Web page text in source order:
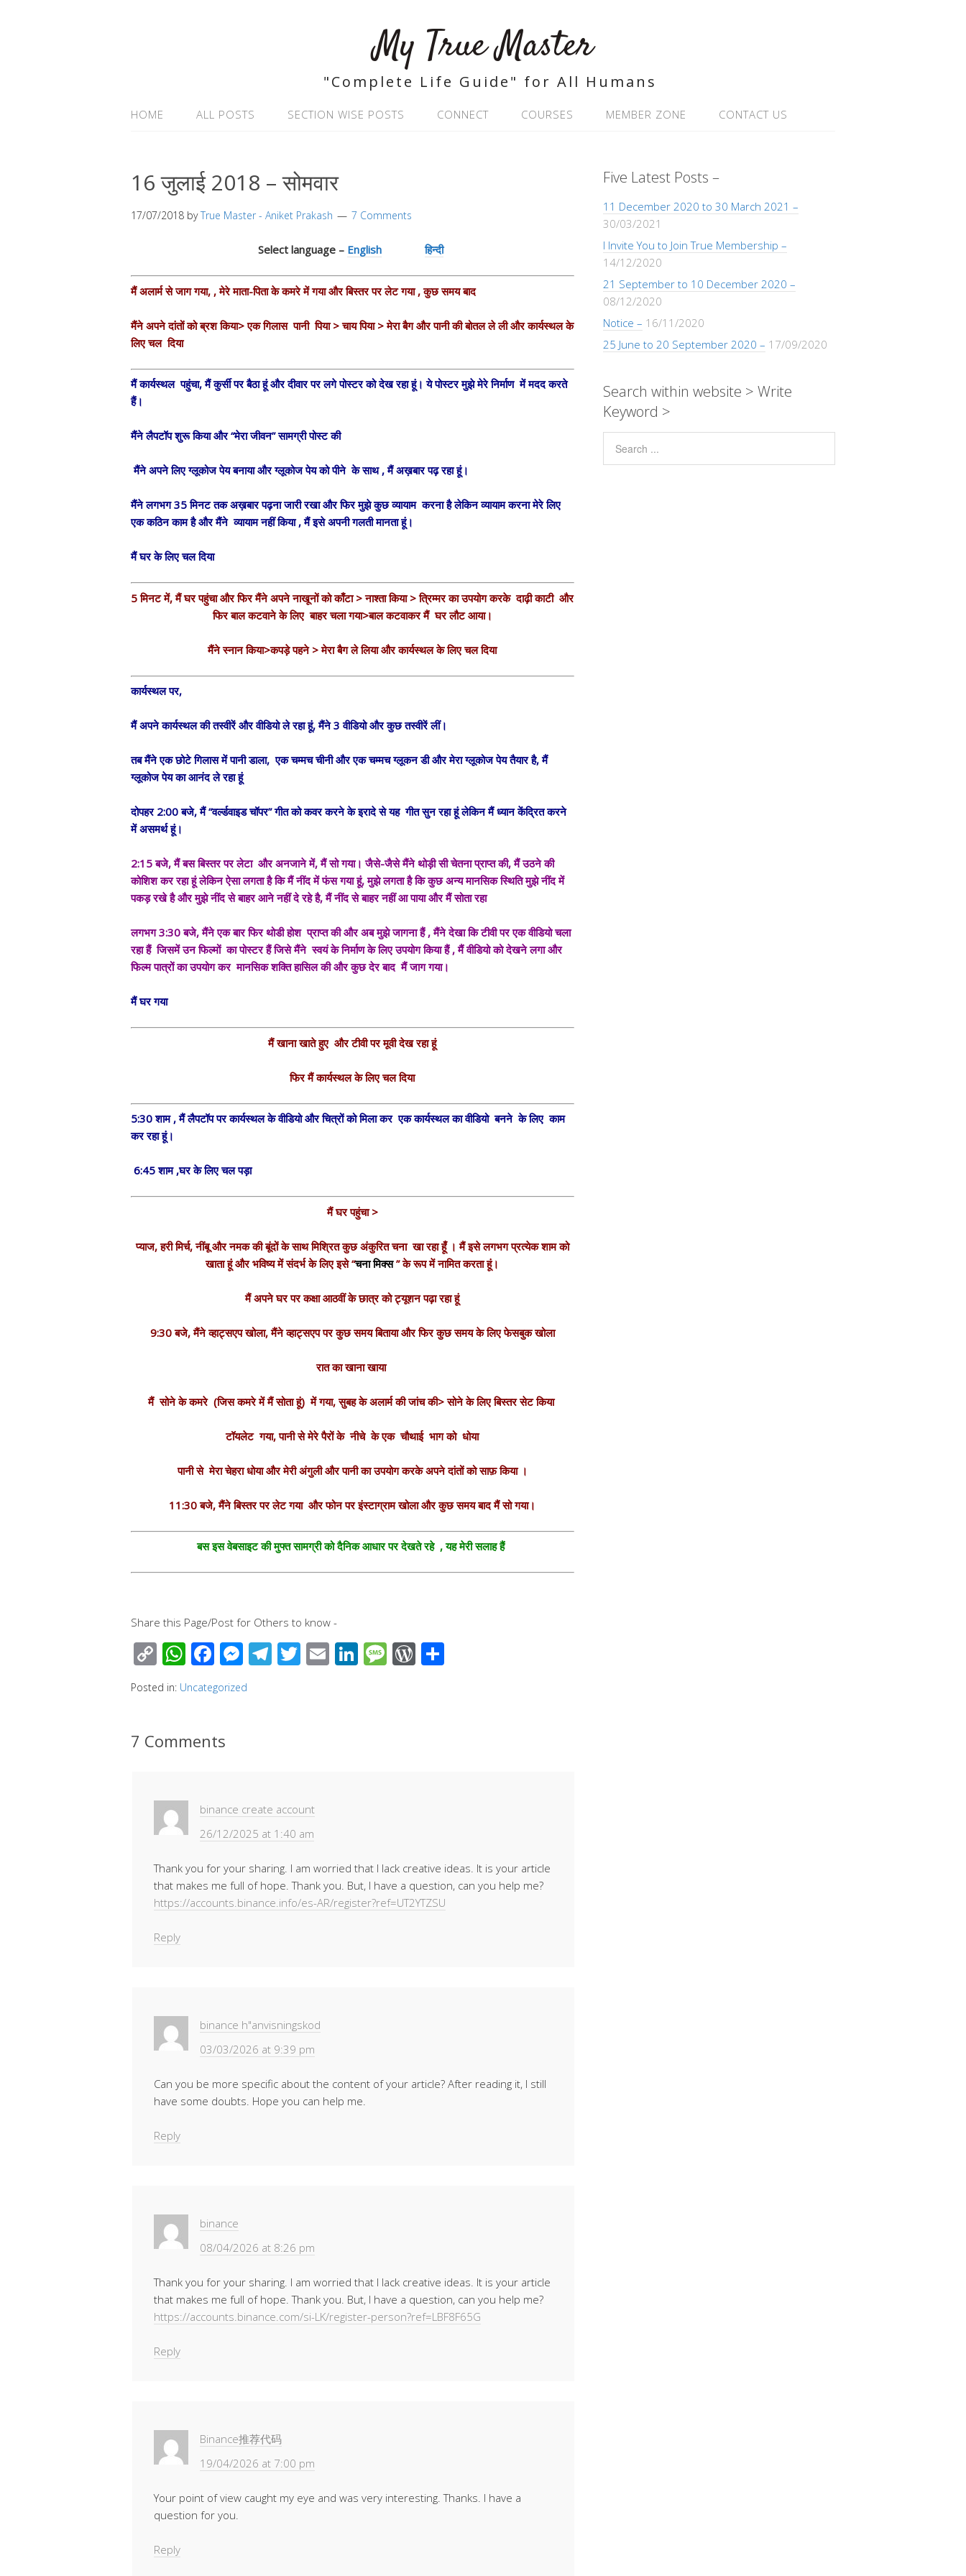
My True Master
"Complete Life Guide" for All Humans
HOME ALL POSTS SECTION WISE POSTS CONNECT COURSES MEMBER ZONE CONTACT US
16 जुलाई 2018 – सोमवार
17/07/2018 byTrue Master - Aniket Prakash 7 Comments
Select language – English हिन्दी
मैं अलार्म से जाग गया, , मेरे माता-पिता के कमरे में गया और बिस्तर पर लेट गया , कुछ समय बाद
मैंने अपने दांतों को ब्रश किया> एक गिलास पानी पिया > चाय पिया > मेरा बैग और पानी की बोतल ले ली और कार्यस्थल के
लिए चल दिया
मैं कार्यस्थल पहुंचा, मैं कुर्सी पर बैठा हूं और दीवार पर लगे पोस्टर को देख रहा हूं। ये पोस्टर मुझे मेरे निर्माण में मदद करते
हैं।
मैंने लैपटॉप शुरू किया और “मेरा जीवन” सामग्री पोस्ट की
मैंने अपने लिए ग्लूकोज पेय बनाया और ग्लूकोज पेय को पीने के साथ , मैं अख़बार पढ़ रहा हूं।
मैंने लगभग 35 मिनट तक अख़बार पढ़ना जारी रखा और फिर मुझे कुछ व्यायाम करना है लेकिन व्यायाम करना मेरे लिए
एक कठिन काम है और मैंने व्यायाम नहीं किया , मैं इसे अपनी गलती मानता हूं।
मैं घर के लिए चल दिया
5 मिनट में, मैं घर पहुंचा और फिर मैंने अपने नाखूनों को काँटा > नाश्ता किया > त्रिम्मर का उपयोग करके दाढ़ी काटी और
फिर बाल कटवाने के लिए बाहर चला गया>बाल कटवाकर मैं घर लौट आया।
मैंने स्नान किया>कपड़े पहने > मेरा बैग ले लिया और कार्यस्थल के लिए चल दिया
कार्यस्थल पर,
मैं अपने कार्यस्थल की तस्वीरें और वीडियो ले रहा हूं, मैंने 3 वीडियो और कुछ तस्वीरें लीं।
तब मैंने एक छोटे गिलास में पानी डाला, एक चम्मच चीनी और एक चम्मच ग्लूकन डी और मेरा ग्लूकोज पेय तैयार है, मैं
ग्लूकोज पेय का आनंद ले रहा हूं
दोपहर 2:00 बजे, मैं “वर्ल्डवाइड चॉपर” गीत को कवर करने के इरादे से यह गीत सुन रहा हूं लेकिन मैं ध्यान केंद्रित करने
में असमर्थ हूं।
2:15 बजे, मैं बस बिस्तर पर लेटा और अनजाने में, मैं सो गया। जैसे-जैसे मैंने थोड़ी सी चेतना प्राप्त की, मैं उठने की
कोशिश कर रहा हूं लेकिन ऐसा लगता है कि मैं नींद में फंस गया हूं, मुझे लगता है कि कुछ अन्य मानसिक स्थिति मुझे नींद में
पकड़ रखे है और मुझे नींद से बाहर आने नहीं दे रहे है, मैं नींद से बाहर नहीं आ पाया और मैं सोता रहा
लगभग 3:30 बजे, मैंने एक बार फिर थोडी होश प्राप्त की और अब मुझे जागना हैं , मैंने देखा कि टीवी पर एक वीडियो चला
रहा हैं जिसमें उन फिल्मों का पोस्टर हैं जिसे मैंने स्वयं के निर्माण के लिए उपयोग किया हैं , मैं वीडियो को देखने लगा और
फिल्म पात्रों का उपयोग कर मानसिक शक्ति हासिल की और कुछ देर बाद मैं जाग गया।
मैं घर गया
मैं खाना खाते हुए और टीवी पर मूवी देख रहा हूं
फिर मैं कार्यस्थल के लिए चल दिया
5:30 शाम , मैं लैपटॉप पर कार्यस्थल के वीडियो और चित्रों को मिला कर एक कार्यस्थल का वीडियो बनने के लिए काम
कर रहा हूं।
6:45 शाम ,घर के लिए चल पड़ा
मैं घर पहुंचा >
प्याज, हरी मिर्च, नींबू और नमक की बूंदों के साथ मिश्रित कुछ अंकुरित चना खा रहा हूँ । मैं इसे लगभग प्रत्येक शाम को
खाता हूं और भविष्य में संदर्भ के लिए इसे “चना मिक्स” के रूप में नामित करता हूं।
मैं अपने घर पर कक्षा आठवीं के छात्र को ट्यूशन पढ़ा रहा हूं
9:30 बजे, मैंने व्हाट्सएप खोला, मैंने व्हाट्सएप पर कुछ समय बिताया और फिर कुछ समय के लिए फेसबुक खोला
रात का खाना खाया
मैं सोने के कमरे (जिस कमरे में मैं सोता हूं) में गया, सुबह के अलार्म की जांच की> सोने के लिए बिस्तर सेट किया
टॉयलेट गया, पानी से मेरे पैरों के नीचे के एक चौथाई भाग को धोया
पानी से मेरा चेहरा धोया और मेरी अंगुली और पानी का उपयोग करके अपने दांतों को साफ़ किया ।
11:30 बजे, मैंने बिस्तर पर लेट गया और फोन पर इंस्टाग्राम खोला और कुछ समय बाद मैं सो गया।
बस इस वेबसाइट की मुफ्त सामग्री को दैनिक आधार पर देखते रहे , यह मेरी सलाह हैं
Share this Page/Post for Others to know -
C
o
p
Li
W
h
at
A
F
ac
e
o
M
e
ss
T
el
T
wi
E
m
Li
n
M
e
W
or
Posted in: Uncategorized
7 Comments
binance create account
26/12/2025 at 1:40 am
Thank you for your sharing. I am worried that I lack creative ideas. It is your article
that makes me full of hope. Thank you. But, I have a question, can you help me?
https://accounts.binance.info/es-AR/register?ref=UT2YTZSU
Reply
binance h"anvisningskod
03/03/2026 at 9:39 pm
Can you be more specific about the content of your article? After reading it, I still
have some doubts. Hope you can help me.
Reply
binance
08/04/2026 at 8:26 pm
Thank you for your sharing. I am worried that I lack creative ideas. It is your article
that makes me full of hope. Thank you. But, I have a question, can you help me?
https://accounts.binance.com/si-LK/register-person?ref=LBF8F65G
Reply
Binance推荐代码
19/04/2026 at 7:00 pm
Your point of view caught my eye and was very interesting. Thanks. I have a
question for you.
Reply
Five Latest Posts –
11 December 2020 to 30 March 2021 –
30/03/2021
I Invite You to Join True Membership –
14/12/2020
21 September to 10 December 2020 –
08/12/2020
Notice – 16/11/2020
25 June to 20 September 2020 – 17/09/2020
Search within website > Write
Keyword >